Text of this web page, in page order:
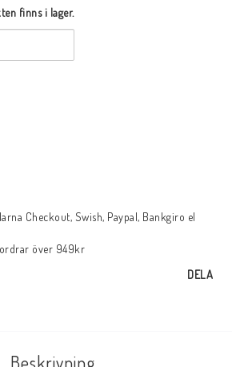
finns i lager.
Checkout, Swish, Paypal, Bankgiro el
över 949kr
DELA
Beskrivning